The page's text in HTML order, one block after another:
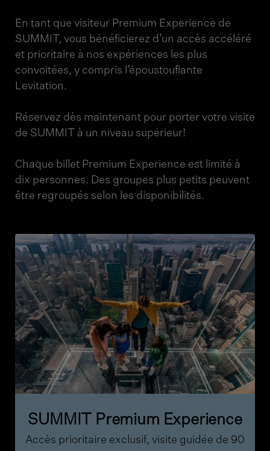
En tant que visiteur Premium Experience de
SUMMIT, vous bénéficierez d’un accès accéléré
et prioritaire à nos expériences les plus
convoitées, y compris l’époustouflante
Levitation.
Réservez dès maintenant pour porter votre visite
de SUMMIT à un niveau supérieur!
Chaque billet Premium Experience est limité à
dix personnes. Des groupes plus petits peuvent
être regroupés selon les disponibilités.
SUMMIT Premium Experience
Accès prioritaire exclusif, visite guidée de 90